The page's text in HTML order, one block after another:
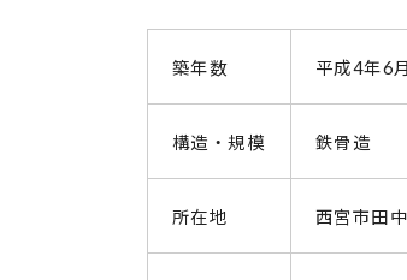
築年数 平成4年6月
構造・規模 鉄骨造
所在地 西宮市田